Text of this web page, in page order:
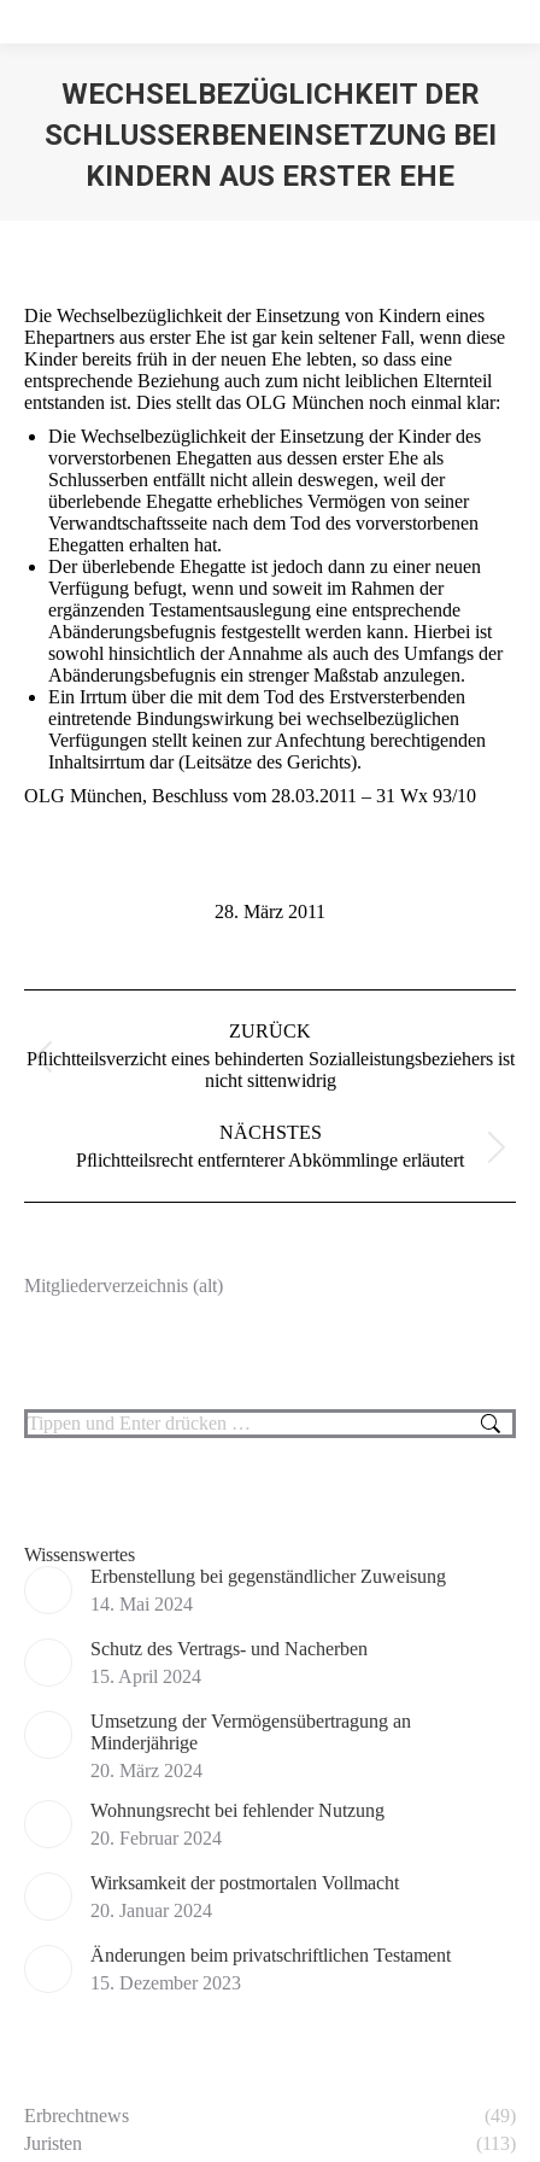
WECHSELBEZÜGLICHKEIT DER
SCHLUSSERBENEINSETZUNG BEI
KINDERN AUS ERSTER EHE
Die Wechselbezüglichkeit der Einsetzung von Kindern eines
Ehepartners aus erster Ehe ist gar kein seltener Fall, wenn diese
Kinder bereits früh in der neuen Ehe lebten, so dass eine
entsprechende Beziehung auch zum nicht leiblichen Elternteil
entstanden ist. Dies stellt das OLG München noch einmal klar:
Die Wechselbezüglichkeit der Einsetzung der Kinder des
vorverstorbenen Ehegatten aus dessen erster Ehe als
Schlusserben entfällt nicht allein deswegen, weil der
überlebende Ehegatte erhebliches Vermögen von seiner
Verwandtschaftsseite nach dem Tod des vorverstorbenen
Ehegatten erhalten hat.
Der überlebende Ehegatte ist jedoch dann zu einer neuen
Verfügung befugt, wenn und soweit im Rahmen der
ergänzenden Testamentsauslegung eine entsprechende
Abänderungsbefugnis festgestellt werden kann. Hierbei ist
sowohl hinsichtlich der Annahme als auch des Umfangs der
Abänderungsbefugnis ein strenger Maßstab anzulegen.
Ein Irrtum über die mit dem Tod des Erstversterbenden
eintretende Bindungswirkung bei wechselbezüglichen
Verfügungen stellt keinen zur Anfechtung berechtigenden
Inhaltsirrtum dar (Leitsätze des Gerichts).
OLG München, Beschluss vom 28.03.2011 – 31 Wx 93/10
28. März 2011
ZURÜCK
Vorheriger
Beitrag:
Pﬂichtteilsverzicht eines behinderten Sozialleistungsbeziehers ist
nicht sittenwidrig
NÄCHSTES
Nächster
Pﬂichtteilsrecht entfernterer Abkömmlinge erläutert
Mitgliederverzeichnis (alt)
Search:
Wissenswertes
Erbenstellung bei gegenständlicher Zuweisung
14. Mai 2024
Schutz des Vertrags- und Nacherben
15. April 2024
Umsetzung der Vermögensübertragung an
Minderjährige
20. März 2024
Wohnungsrecht bei fehlender Nutzung
20. Februar 2024
Wirksamkeit der postmortalen Vollmacht
20. Januar 2024
Änderungen beim privatschriftlichen Testament
15. Dezember 2023
Erbrechtnews
(49)
Juristen
(113)